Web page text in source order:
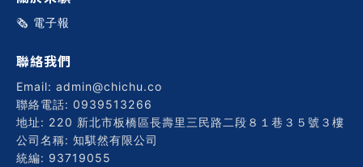
🗞️ 電子報
聯絡我們
Email: admin@chichu.co
聯絡電話: 0939513266
地址: 220 新北市板橋區長壽里三民路二段８１巷３５號３樓
公司名稱: 知騏然有限公司
統編: 93719055